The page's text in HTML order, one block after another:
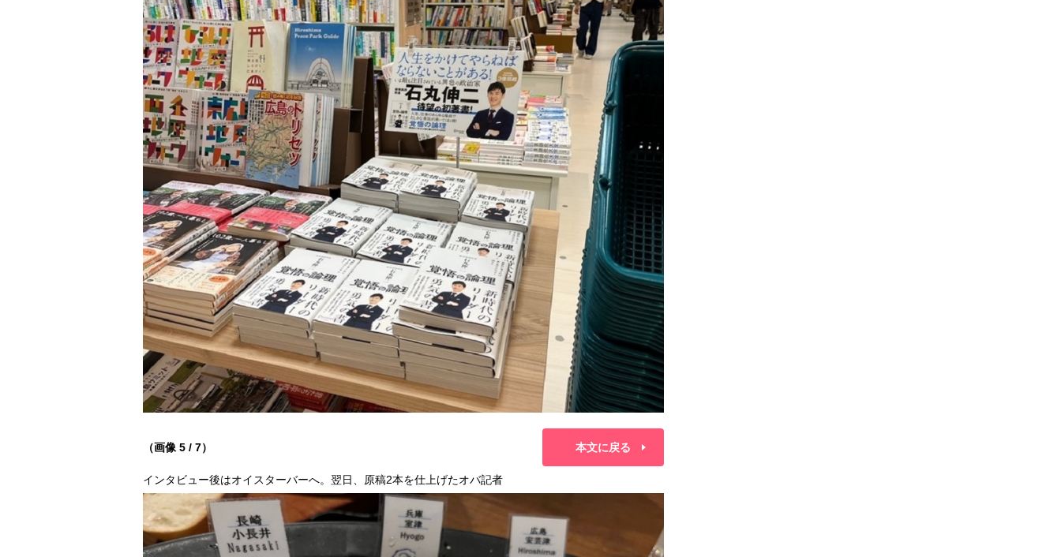
（画像 5 / 7） 本文に戻る
インタビュー後はオイスターバーへ。翌日、原稿2本を仕上げたオバ記者